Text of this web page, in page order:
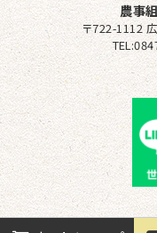
農事
〒722-1112